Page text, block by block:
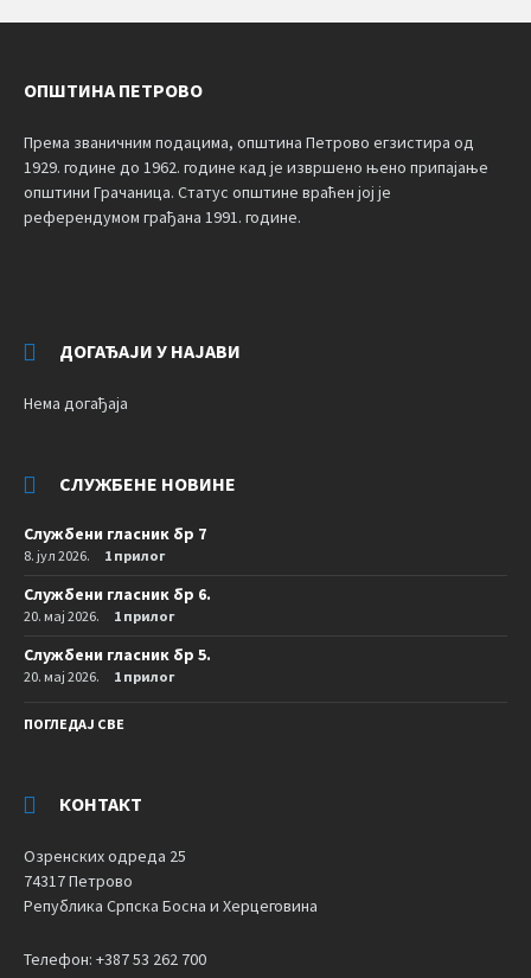
ОПШТИНА ПЕТРОВО
Према званичним подацима, општина Петрово егзистира од
1929. године до 1962. године кад је извршено њено припајање
општини Грачаница. Статус општине враћен јој је
референдумом грађана 1991. године.
ДОГАЂАЈИ У НАЈАВИ
Нема догађаја
СЛУЖБЕНЕ НОВИНЕ
Службени гласник бр 7
8. јул 2026. 1 прилог
Службени гласник бр 6.
20. мај 2026. 1 прилог
Службени гласник бр 5.
20. мај 2026. 1 прилог
ПОГЛЕДАЈ СВЕ
КОНТАКТ
Озренских одреда 25
74317 Петрово
Република Српска Босна и Херцеговина
Телефон: +387 53 262 700